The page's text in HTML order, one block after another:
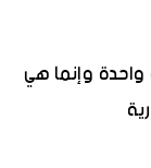
وإنما هي